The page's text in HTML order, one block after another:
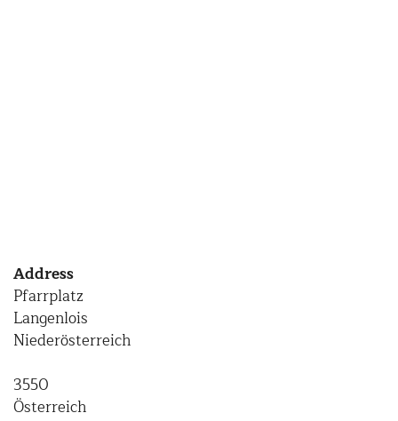
Address
Pfarrplatz
Langenlois
Niederösterreich
3550
Österreich